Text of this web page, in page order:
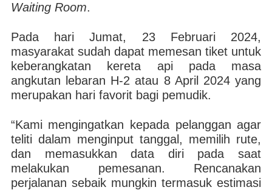
Waiting Room.
Pada hari Jumat, 23 Februari 2024,
masyarakat sudah dapat memesan tiket untuk
keberangkatan kereta api pada masa
angkutan lebaran H-2 atau 8 April 2024 yang
merupakan hari favorit bagi pemudik.
“Kami mengingatkan kepada pelanggan agar
teliti dalam menginput tanggal, memilih rute,
dan memasukkan data diri pada saat
melakukan pemesanan. Rencanakan
perjalanan sebaik mungkin termasuk estimasi